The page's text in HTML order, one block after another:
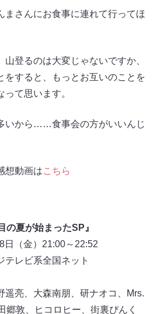
さんにお食事に連れて行ってほ
登るのは大変じゃないですか、
をすると、もっとお互いのことを
て思います。
いから……食事会の方がいいんじ
想動画はこちら
の夏が始まったSP』
日（金）21:00～22:52
テレビ系全国ネット
遥亮、大森南朋、研ナオコ、Mrs.
郷敦、ヒコロヒー、街裏ぴんく